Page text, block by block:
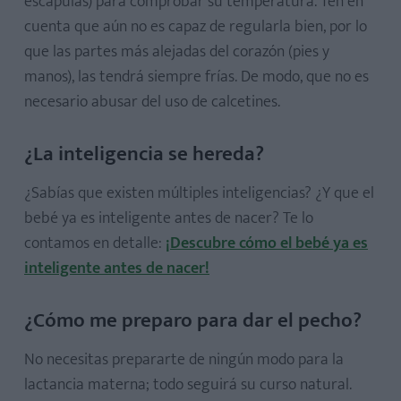
cuenta que aún no es capaz de regularla bien, por lo
que las partes más alejadas del corazón (pies y
manos), las tendrá siempre frías. De modo, que no es
necesario abusar del uso de calcetines.
¿La inteligencia se hereda?
¿Sabías que existen múltiples inteligencias? ¿Y que el
bebé ya es inteligente antes de nacer? Te lo
contamos en detalle: ¡Descubre cómo el bebé ya es
inteligente antes de nacer!
¿Cómo me preparo para dar el pecho?
No necesitas prepararte de ningún modo para la
lactancia materna; todo seguirá su curso natural.